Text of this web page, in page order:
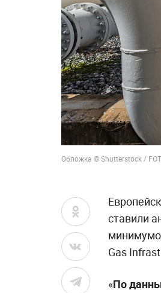
Обложка © Shutterstock /
ставили
Gas
«По